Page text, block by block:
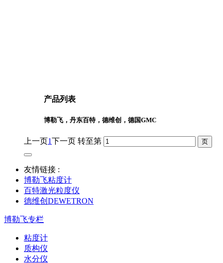
产品列表
博勒飞，丹东百特，德维创，德国GMC
上一页1下一页 转至第
友情链接 :
博勒飞粘度计
百特激光粒度仪
德维创DEWETRON
博勒飞专栏
粘度计
质构仪
水分仪